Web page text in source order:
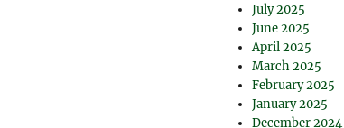
July 2025
June 2025
April 2025
March 2025
February 2025
January 2025
December 2024